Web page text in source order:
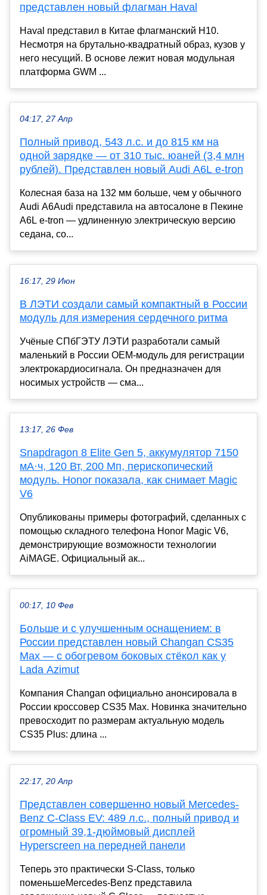
представлен новый флагман Haval
Haval представил в Китае флагманский Н10.
Несмотря на брутально-квадратный образ, кузов у
него несущий. В основе лежит новая модульная
платформа GWM ...
04:17, 27 Апр
Полный привод, 543 л.с. и до 815 км на
одной зарядке — от 310 тыс. юаней (3,4 млн
рублей). Представлен новый Audi A6L e-tron
Колесная база на 132 мм больше, чем у обычного
Audi A6Audi представила на автосалоне в Пекине
A6L e-tron — удлиненную электрическую версию
седана, со...
16:17, 29 Июн
В ЛЭТИ создали самый компактный в России
модуль для измерения сердечного ритма
Учёные СПбГЭТУ ЛЭТИ разработали самый
маленький в России OEM-модуль для регистрации
электрокардиосигнала. Он предназначен для
носимых устройств — сма...
13:17, 26 Фев
Snapdragon 8 Elite Gen 5, аккумулятор 7150
мА·ч, 120 Вт, 200 Мп, перископический
модуль. Honor показала, как снимает Magic
V6
Опубликованы примеры фотографий, сделанных с
помощью складного телефона Honor Magic V6,
демонстрирующие возможности технологии
AiMAGE. Официальный ак...
00:17, 10 Фев
Больше и c улучшенным оснащением: в
России представлен новый Changan CS35
Max — с обогревом боковых стёкол как у
Lada Azimut
Компания Changan официально анонсировала в
России кроссовер CS35 Max. Новинка значительно
превосходит по размерам актуальную модель
CS35 Plus: длина ...
22:17, 20 Апр
Представлен совершенно новый Mercedes-
Benz C-Class EV: 489 л.с., полный привод и
огромный 39,1-дюймовый дисплей
Hyperscreen на передней панели
Теперь это практически S-Class, только
поменьшеMercedes-Benz представила